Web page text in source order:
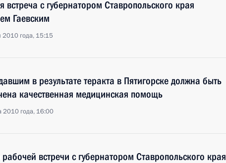
встреча с губернатором Ставропольского края
Гаевским
2010 года, 15:15
в результате теракта в Пятигорске должна быть
качественная медицинская помощь
2010 года, 16:00
встречи с губернатором Ставропольского края